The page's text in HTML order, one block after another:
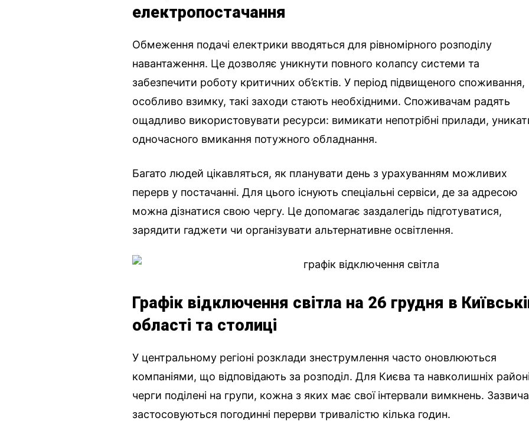
електропостачання
Обмеження подачі електрики вводяться для рівномірного розподілу
навантаження. Це дозволяє уникнути повного колапсу системи та
забезпечити роботу критичних об’єктів. У період підвищеного споживання,
особливо взимку, такі заходи стають необхідними. Споживачам радять
ощадливо використовувати ресурси: вимикати непотрібні прилади,
одночасного вмикання потужного обладнання.
Багато людей цікавляться, як планувати день з урахуванням можливих
перерв у постачанні. Для цього існують спеціальні сервіси, де за адресою
можна дізнатися свою чергу. Це допомагає заздалегідь підготуватися,
зарядити гаджети чи організувати альтернативне освітлення.
Графік відключення світла на 26 грудня в
області та столиці
У центральному регіоні розклади знеструмлення часто оновлюються
компаніями, що відповідають за розподіл. Для Києва та навколишніх
черги поділені на групи, кожна з яких має свої інтервали вимкнень.
застосовуються погодинні перерви тривалістю кілька годин.